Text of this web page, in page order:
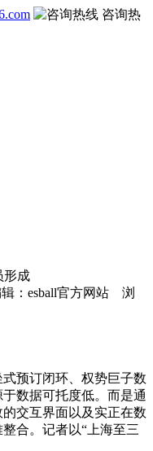
咨询热
形成
：esball官方网站 浏
预订闭环、权势巨子数
数据可托度低。而是通
交互界面以及实正在数
合。记者以“上海至三